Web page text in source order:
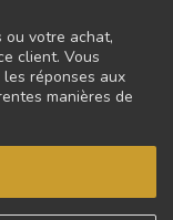
ou votre achat,
client. Vous
réponses aux
manières de